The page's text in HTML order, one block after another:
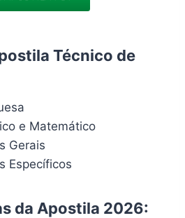
Técnico de
e Matemático
Gerais
Específicos
da Apostila 2026: